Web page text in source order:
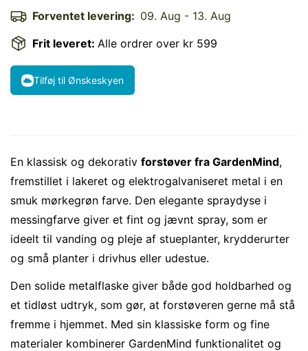
Forventet levering: 09. Aug - 13. Aug
Frit leveret: Alle ordrer over kr 599
Tilføj til Ønskeskyen
En klassisk og dekorativ forstøver fra GardenMind,
fremstillet i lakeret og elektrogalvaniseret metal i en
smuk mørkegrøn farve. Den elegante spraydyse i
messingfarve giver et fint og jævnt spray, som er
ideelt til vanding og pleje af stueplanter, krydderurter
og små planter i drivhus eller udestue.
Den solide metalflaske giver både god holdbarhed og
et tidløst udtryk, som gør, at forstøveren gerne må stå
fremme i hjemmet. Med sin klassiske form og fine
materialer kombinerer GardenMind funktionalitet og